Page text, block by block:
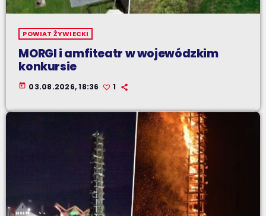
POWIAT ŻYWIECKI
MORGI i amfiteatr w wojewódzkim
konkursie
today 03.08.2026, 18:36 1